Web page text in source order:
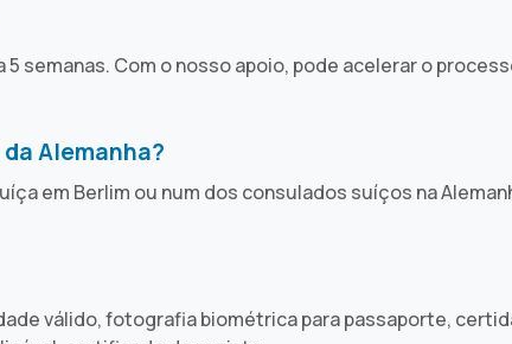
semanas. Com o nosso apoio, pode acelerar o
Alemanha?
em Berlim ou num dos consulados suíços na
válido, fotografia biométrica para passaporte,